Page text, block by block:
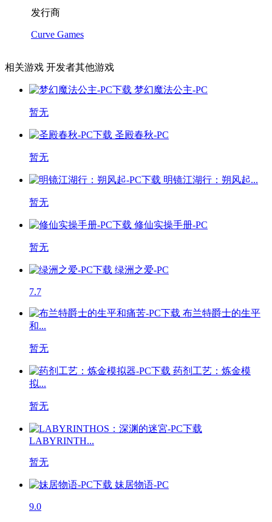
发行商
Curve Games
相关游戏 开发者其他游戏
梦幻魔法公主-PC
暂无
圣殿春秋-PC
暂无
明镜江湖行：朔风起...
暂无
修仙实操手册-PC
暂无
绿洲之爱-PC
7.7
布兰特爵士的生平
和...
暂无
药剂工艺：炼金模
拟...
暂无
LABYRINTH...
暂无
妹居物语-PC
9.0